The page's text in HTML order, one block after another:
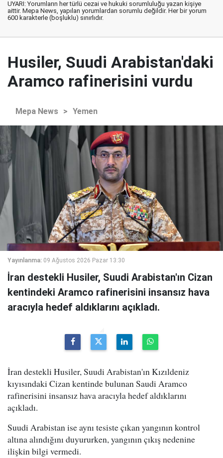
UYARI: Yorumların her türlü cezai ve hukuki sorumluluğu yazan kişiye
aittir. Mepa News, yapılan yorumlardan sorumlu değildir. Her bir yorum
600 karakterle (boşluklu) sınırlıdır.
Husiler, Suudi Arabistan'daki
Aramco rafinerisini vurdu
Mepa News > Yemen
Yayınlanma: 09 Ağustos 2026 Pazar 13:30
İran destekli Husiler, Suudi Arabistan'ın Cizan
kentindeki Aramco rafinerisini insansız hava
aracıyla hedef aldıklarını açıkladı.
İran destekli Husiler, Suudi Arabistan'ın Kızıldeniz
kıyısındaki Cizan kentinde bulunan Saudi Aramco
rafinerisini insansız hava aracıyla hedef aldıklarını
açıkladı.
Suudi Arabistan ise aynı tesiste çıkan yangının kontrol
altına alındığını duyururken, yangının çıkış nedenine
ilişkin bilgi vermedi.